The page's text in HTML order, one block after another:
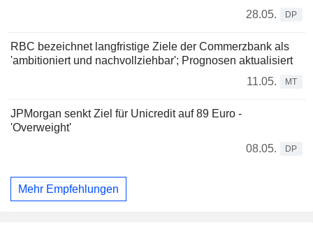
28.05.
DP
RBC bezeichnet langfristige Ziele der Commerzbank als
'ambitioniert und nachvollziehbar'; Prognosen aktualisiert
11.05.
MT
JPMorgan senkt Ziel für Unicredit auf 89 Euro -
'Overweight'
08.05.
DP
Mehr Empfehlungen